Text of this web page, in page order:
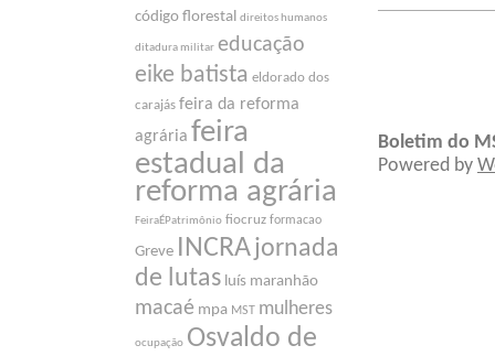
código florestal direitos humanos
ditadura militar educação
eike batista eldorado dos
carajás feira da reforma
agrária feira
estadual da
reforma agrária
FeiraÉPatrimônio fiocruz formacao
Greve INCRA jornada
de lutas luís maranhão
macaé mpa MST mulheres
ocupação Osvaldo de
Boletim do
Powered by